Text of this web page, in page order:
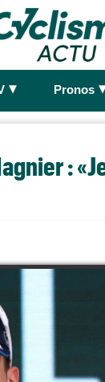
► Pronos
: